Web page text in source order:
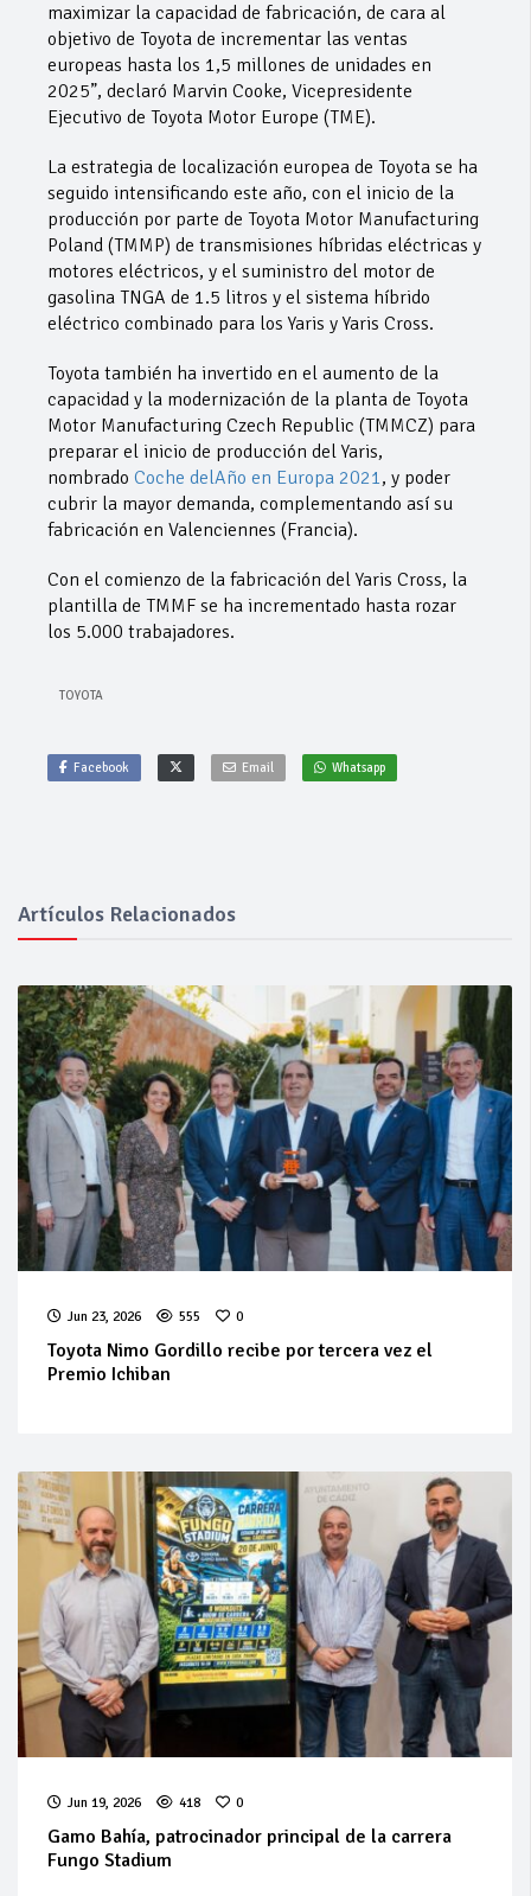
maximizar la capacidad de fabricación, de cara al
objetivo de Toyota de incrementar las ventas
europeas hasta los 1,5 millones de unidades en
2025”, declaró Marvin Cooke, Vicepresidente
Ejecutivo de Toyota Motor Europe (TME).
La estrategia de localización europea de Toyota se ha
seguido intensificando este año, con el inicio de la
producción por parte de Toyota Motor Manufacturing
Poland (TMMP) de transmisiones híbridas eléctricas y
motores eléctricos, y el suministro del motor de
gasolina TNGA de 1.5 litros y el sistema híbrido
eléctrico combinado para los Yaris y Yaris Cross.
Toyota también ha invertido en el aumento de la
capacidad y la modernización de la planta de Toyota
Motor Manufacturing Czech Republic (TMMCZ) para
preparar el inicio de producción del Yaris,
nombrado Coche delAño en Europa 2021, y poder
cubrir la mayor demanda, complementando así su
fabricación en Valenciennes (Francia).
Con el comienzo de la fabricación del Yaris Cross, la
plantilla de TMMF se ha incrementado hasta rozar
los 5.000 trabajadores.
TOYOTA
Facebook Email Whatsapp
Artículos Relacionados
Jun 23, 2026 555 0
Toyota Nimo Gordillo recibe por tercera vez el
Premio Ichiban
Jun 19, 2026 418 0
Gamo Bahía, patrocinador principal de la carrera
Fungo Stadium